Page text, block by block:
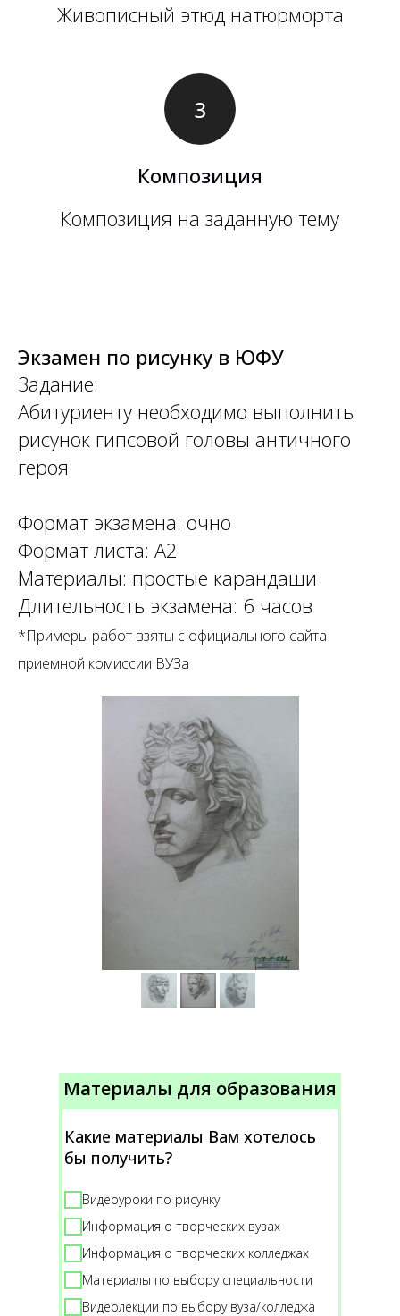
Живописный этюд натюрморта
Композиция
Композиция на заданную тему
Экзамен по рисунку в ЮФУ
Задание:
Абитуриенту необходимо выполнить
рисунок гипсовой головы античного
героя
Формат экзамена: очно
Формат листа: А2
Материалы: простые карандаши
Длительность экзамена: 6 часов
*Примеры работ взяты с официального сайта
приемной комиссии ВУЗа
Какие материалы Вам хотелось
бы получить?
Видеоуроки по рисунку
Информация о творческих вузах
Информация о творческих колледжах
Материалы по выбору специальности
Видеолекции по выбору вуза/колледжа
Материалы для образования